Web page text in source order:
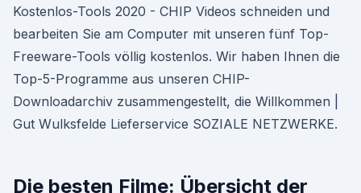
Kostenlos-Tools 2020 - CHIP Videos schneiden und
bearbeiten Sie am Computer mit unseren fünf Top-
Freeware-Tools völlig kostenlos. Wir haben Ihnen die
Top-5-Programme aus unseren CHIP-
Downloadarchiv zusammengestellt, die Willkommen |
Gut Wulksfelde Lieferservice SOZIALE NETZWERKE.
Die besten Filme: Übersicht der